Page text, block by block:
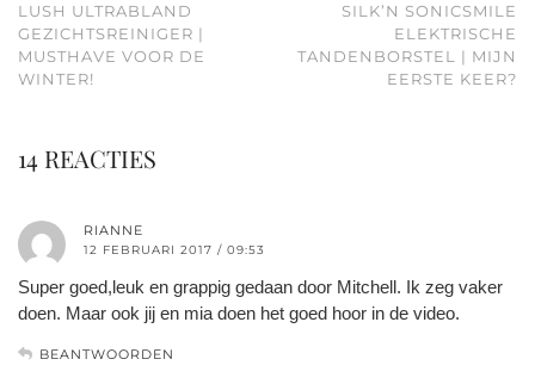
LUSH ULTRABLAND
GEZICHTSREINIGER |
MUSTHAVE VOOR DE
WINTER!
SILK’N SONICSMILE
ELEKTRISCHE
TANDENBORSTEL | MIJN
EERSTE KEER?
14 REACTIES
RIANNE
12 FEBRUARI 2017 / 09:53
Super goed,leuk en grappig gedaan door Mitchell. Ik zeg vaker
doen. Maar ook jij en mia doen het goed hoor in de video.
BEANTWOORDEN